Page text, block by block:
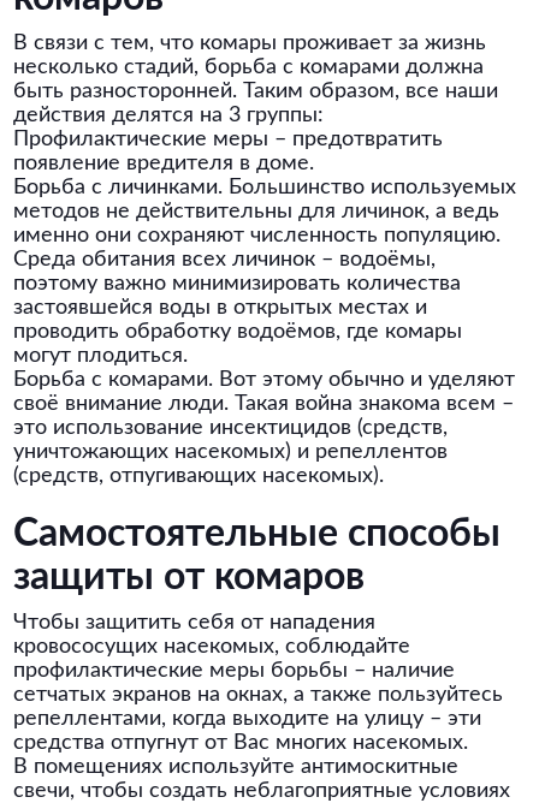
В связи с тем, что комары проживает за жизнь
несколько стадий, борьба с комарами должна
быть разносторонней. Таким образом, все наши
действия делятся на 3 группы:
Профилактические меры – предотвратить
появление вредителя в доме.
Борьба с личинками. Большинство используемых
методов не действительны для личинок, а ведь
именно они сохраняют численность популяцию.
Среда обитания всех личинок – водоёмы,
поэтому важно минимизировать количества
застоявшейся воды в открытых местах и
проводить обработку водоёмов, где комары
могут плодиться.
Борьба с комарами. Вот этому обычно и уделяют
своё внимание люди. Такая война знакома всем –
это использование инсектицидов (средств,
уничтожающих насекомых) и репеллентов
(средств, отпугивающих насекомых).
Самостоятельные способы
защиты от комаров
Чтобы защитить себя от нападения
кровососущих насекомых, соблюдайте
профилактические меры борьбы – наличие
сетчатых экранов на окнах, а также пользуйтесь
репеллентами, когда выходите на улицу – эти
средства отпугнут от Вас многих насекомых.
В помещениях используйте антимоскитные
свечи, чтобы создать неблагоприятные условиях